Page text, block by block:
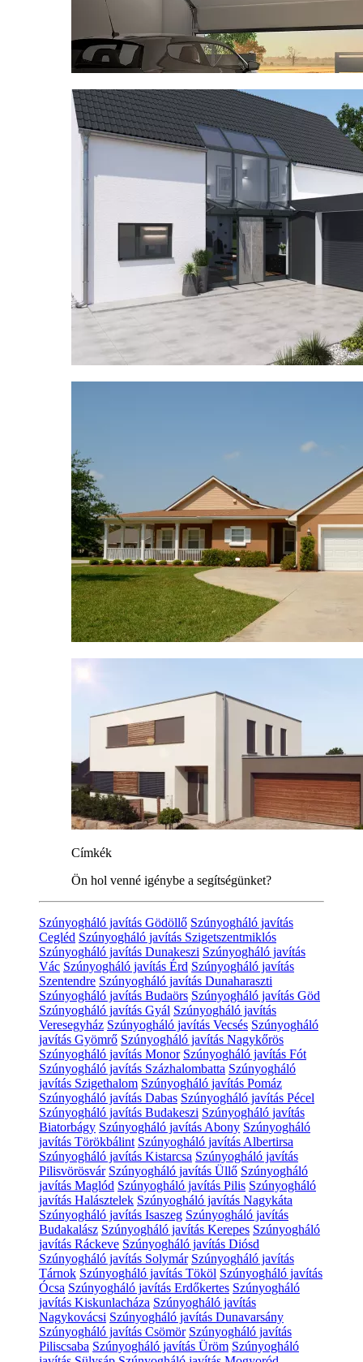
Címkék
Ön hol venné igénybe a segítségünket?
Szúnyogháló javítás Gödöllő Szúnyogháló javítás
Cegléd Szúnyogháló javítás Szigetszentmiklós
Szúnyogháló javítás Dunakeszi Szúnyogháló javítás
Vác Szúnyogháló javítás Érd Szúnyogháló javítás
Szentendre Szúnyogháló javítás Dunaharaszti
Szúnyogháló javítás Budaörs Szúnyogháló javítás Göd
Szúnyogháló javítás Gyál Szúnyogháló javítás
Veresegyház Szúnyogháló javítás Vecsés Szúnyogháló
javítás Gyömrő Szúnyogháló javítás Nagykőrös
Szúnyogháló javítás Monor Szúnyogháló javítás Fót
Szúnyogháló javítás Százhalombatta Szúnyogháló
javítás Szigethalom Szúnyogháló javítás Pomáz
Szúnyogháló javítás Dabas Szúnyogháló javítás Pécel
Szúnyogháló javítás Budakeszi Szúnyogháló javítás
Biatorbágy Szúnyogháló javítás Abony Szúnyogháló
javítás Törökbálint Szúnyogháló javítás Albertirsa
Szúnyogháló javítás Kistarcsa Szúnyogháló javítás
Pilisvörösvár Szúnyogháló javítás Üllő Szúnyogháló
javítás Maglód Szúnyogháló javítás Pilis Szúnyogháló
javítás Halásztelek Szúnyogháló javítás Nagykáta
Szúnyogháló javítás Isaszeg Szúnyogháló javítás
Budakalász Szúnyogháló javítás Kerepes Szúnyogháló
javítás Ráckeve Szúnyogháló javítás Diósd
Szúnyogháló javítás Solymár Szúnyogháló javítás
Tárnok Szúnyogháló javítás Tököl Szúnyogháló javítás
Ócsa Szúnyogháló javítás Erdőkertes Szúnyogháló
javítás Kiskunlacháza Szúnyogháló javítás
Nagykovácsi Szúnyogháló javítás Dunavarsány
Szúnyogháló javítás Csömör Szúnyogháló javítás
Piliscsaba Szúnyogháló javítás Üröm Szúnyogháló